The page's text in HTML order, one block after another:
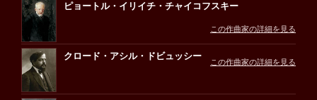
ピョートル・イリイチ・チャイコフスキー
この作曲家の詳細を見る
クロード・アシル・ドビュッシー
この作曲家の詳細を見る